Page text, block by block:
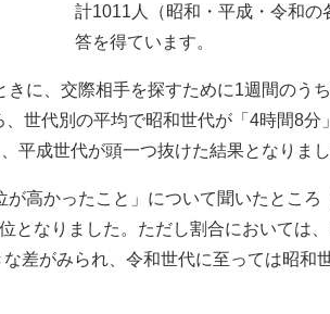
計1011人（昭和・平成・令和の
答を得ています。
に、交際相手を探すために1週間のう
世代別の平均で昭和世代が「4時間8分
平成世代が頭一つ抜けた結果となりまし
が高かったこと」について聞いたとこ
となりました。ただし割合においては
差がみられ、令和世代に至っては昭和